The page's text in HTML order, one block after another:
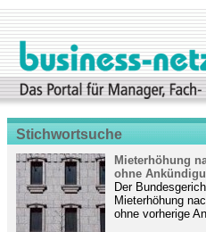
Stichwortsuche
Mieterhöhung
ohne
Der
Mieterhöhung
ohne vorherige